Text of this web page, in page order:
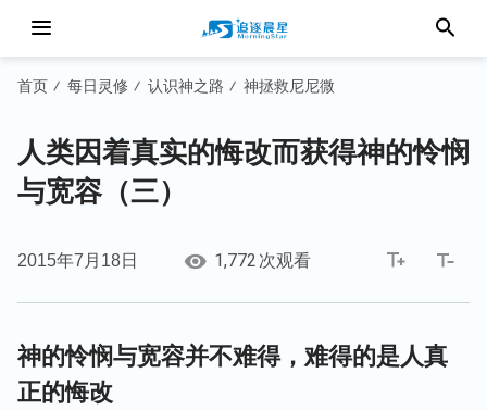
首页 / 每日灵修 / 认识神之路 / 神拯救尼尼微
人类因着真实的悔改而获得神的怜悯
与宽容（三）
2015年7月18日 1,772 次观看
神的怜悯与宽容并不难得，难得的是人真
正的悔改